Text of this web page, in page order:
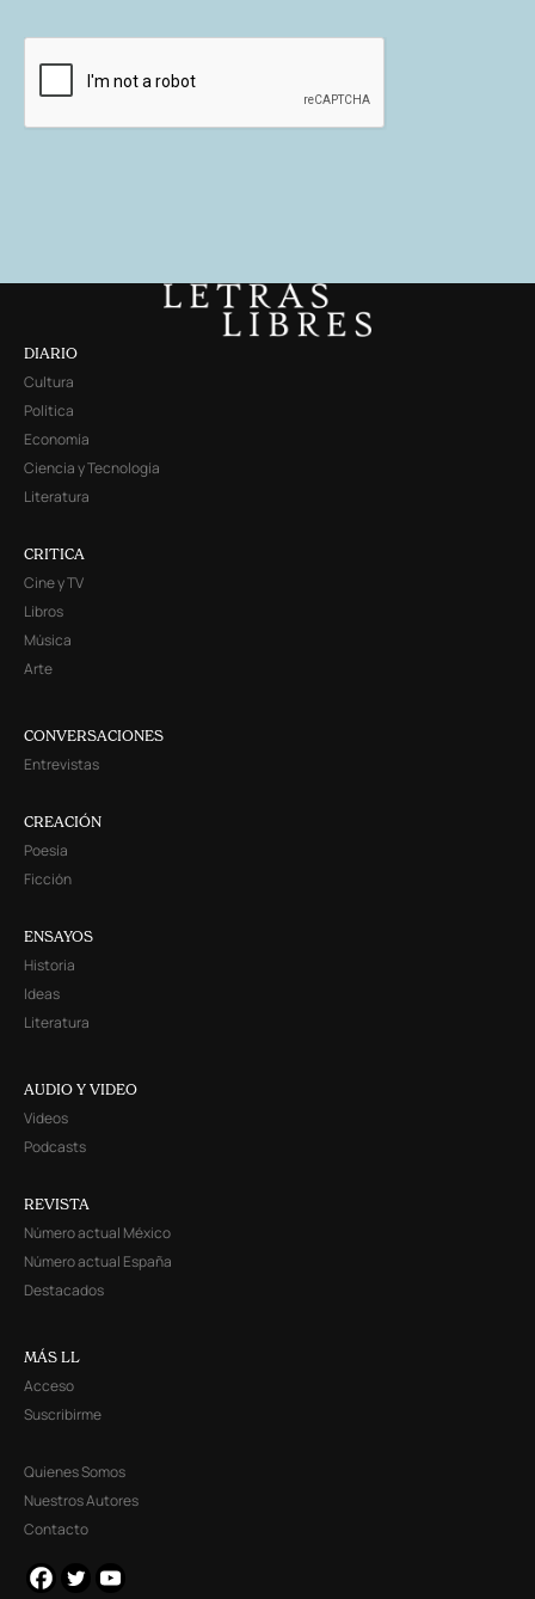
DIARIO
Cultura
Política
Economía
Ciencia y Tecnología
Literatura
CRITICA
Cine y TV
Libros
Música
Arte
CONVERSACIONES
Entrevistas
CREACIÓN
Poesía
Ficción
ENSAYOS
Historia
Ideas
Literatura
AUDIO Y VIDEO
Videos
Podcasts
REVISTA
Número actual México
Número actual España
Destacados
MÁS LL
Acceso
Suscribirme
Quienes Somos
Nuestros Autores
Contacto